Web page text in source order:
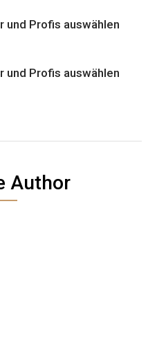
und Profis auswählen
und Profis auswählen
Author